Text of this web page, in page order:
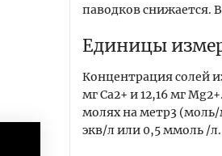
паводков снижается.
Единицы
Концентрация солей
мг Са2+ и 12,16 мг
молях на метр3
экв/л или 0,5 ммоль /л.